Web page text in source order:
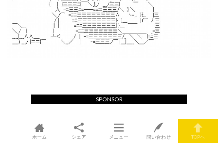
SPONSOR
ホーム シェア メニュー 問い合わせ TOPへ